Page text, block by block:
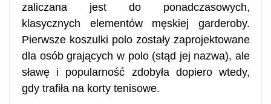
zaliczana jest do ponadczasowych,
klasycznych elementów męskiej garderoby.
Pierwsze koszulki polo zostały zaprojektowane
dla osób grających w polo (stąd jej nazwa), ale
sławę i popularność zdobyła dopiero wtedy,
gdy trafiła na korty tenisowe.